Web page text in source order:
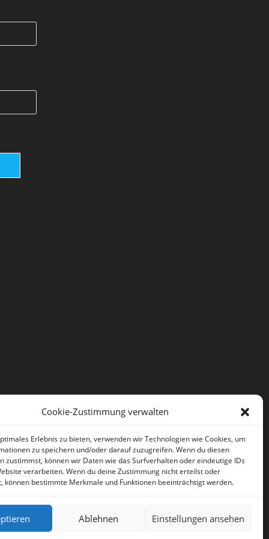
Cookie-Zustimmung verwalten
Erlebnis zu bieten, verwenden wir Technologien wie Cookies, um
zu speichern und/oder darauf zuzugreifen. Wenn du diesen
zustimmst, können wir Daten wie das Surfverhalten oder eindeutige IDs
verarbeiten. Wenn du deine Zustimmung nicht erteilst oder
können bestimmte Merkmale und Funktionen beeinträchtigt werden.
Ablehnen Einstellungen ansehen